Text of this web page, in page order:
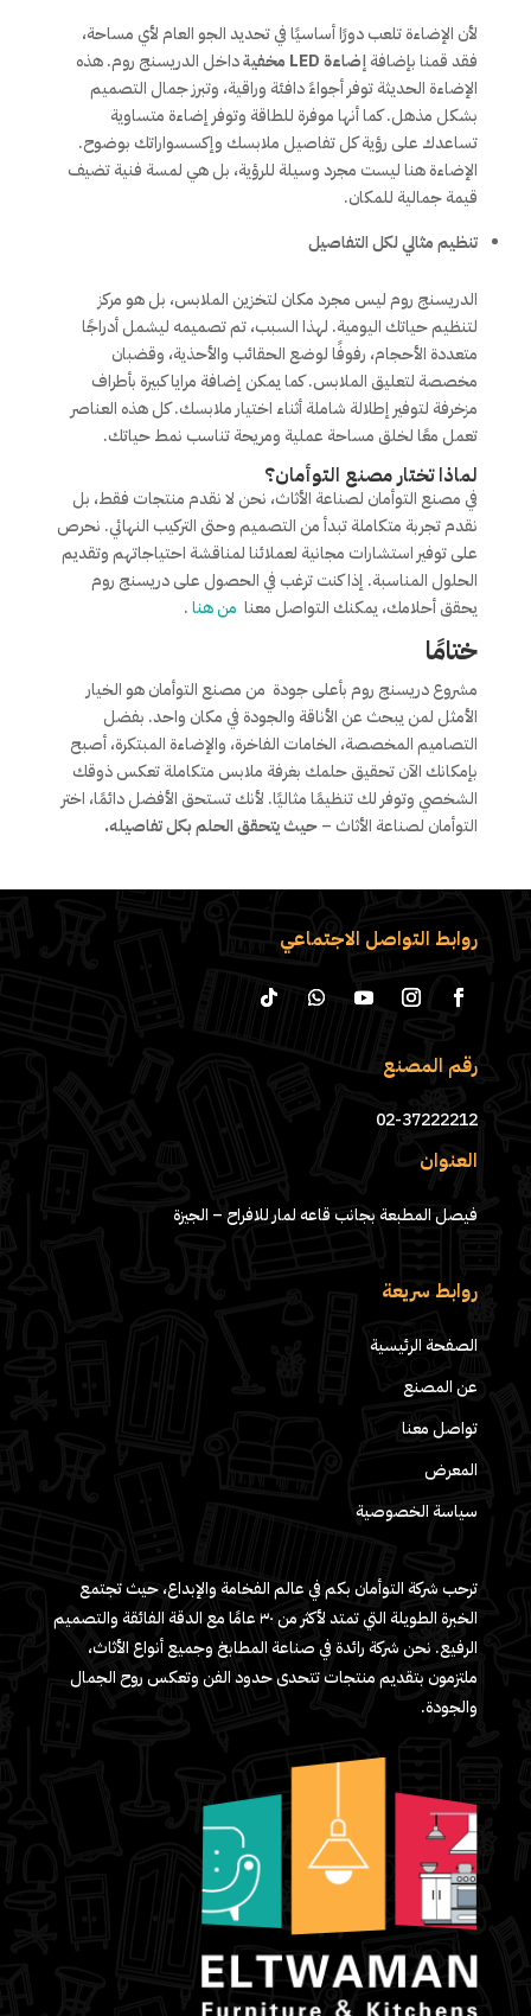
لأن الإضاءة تلعب دورًا أساسيًا في تحديد الجو العام لأي مساحة،
فقد قمنا بإضافةإضاءة LED مخفية
داخل الدريسنج روم. هذه
الإضاءة الحديثة توفر أجواءً دافئة وراقية، وتبرز جمال التصميم
بشكل مذهل. كما أنها موفرة للطاقة وتوفر إضاءة متساوية
تساعدك على رؤية كل تفاصيل ملابسك وإكسسواراتك بوضوح.
الإضاءة هنا ليست مجرد وسيلة للرؤية، بل هي لمسة فنية تضيف
قيمة جمالية للمكان.
تنظيم مثالي لكل التفاصيل
الدريسنج روم ليس مجرد مكان لتخزين الملابس، بل هو مركز
لتنظيم حياتك اليومية. لهذا السبب، تم تصميمه ليشمل أدراجًا
متعددة الأحجام، رفوفًا لوضع الحقائب والأحذية، وقضبان
مخصصة لتعليق الملابس. كما يمكن إضافة مرايا كبيرة بأطراف
مزخرفة لتوفير إطلالة شاملة أثناء اختيار ملابسك. كل هذه العناصر
تعمل معًا لخلق مساحة عملية ومريحة تناسب نمط حياتك.
لماذا تختارمصنع التوأمان؟
في مصنع التوأمان لصناعة الأثاث، نحن لا نقدم منتجات فقط، بل
نقدم تجربة متكاملة تبدأ من التصميم وحتى التركيب النهائي. نحرص
على توفير استشارات مجانية لعملائنا لمناقشة احتياجاتهم وتقديم
الحلول المناسبة. إذا كنت ترغب في الحصول على دريسنج روم
يحقق أحلامك، يمكنك التواصل معنا من هنا.
ختامًا
مشروع دريسنج روم بأعلى جودة من مصنع التوأمان هو الخيار
الأمثل لمن يبحث عن الأناقة والجودة في مكان واحد. بفضل
التصاميم المخصصة، الخامات الفاخرة، والإضاءة المبتكرة، أصبح
بإمكانك الآن تحقيق حلمك بغرفة ملابس متكاملة تعكس ذوقك
الشخصي وتوفر لك تنظيمًا مثاليًا. لأنك تستحق الأفضل دائمًا، اختر
التوأمان لصناعة الأثاث –حيث يتحقق الحلم بكل تفاصيله.
روابط التواصل الاجتماعي
رقم المصنع
02-37222212
العنوان
فيصل المطبعة بجانب قاعه لمار للافراح – الجيزة
روابط سريعة
الصفحة الرئيسية
عن المصنع
تواصل معنا
المعرض
سياسة الخصوصية
ترحب شركة التوأمان بكم في عالم الفخامة والإبداع، حيث تجتمع
الخبرة الطويلة التي تمتد لأكثر من ٣٠ عامًا مع الدقة الفائقة والتصميم
الرفيع. نحن شركة رائدة في صناعة المطابخ وجميع أنواع الأثاث،
ملتزمون بتقديم منتجات تتحدى حدود الفن وتعكس روح الجمال
والجودة.